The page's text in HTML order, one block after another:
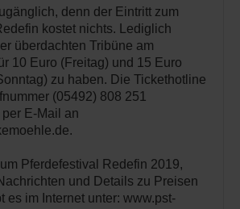
denn der Eintritt zum
kostet nichts. Lediglich
überdachten Tribüne am
10 Euro (Freitag) und 15 Euro
zu haben. Die Tickethotline
(05492) 808 251
E-Mail an
Pferdefestival Redefin 2019,
und Details zu Preisen
es im Internet unter: www.pst-